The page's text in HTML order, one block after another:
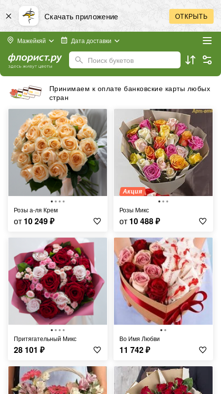
Скачать приложение ОТКРЫТЬ
Мажейкяй Дата доставки
Поиск букетов
Принимаем к оплате банковские карты любых
стран
Розы а-ля Крем
от 10 249₽
Акция
Розы Микс
от 10 488₽
Притягательный Микс
28 101 ₽
Во Имя Любви
11 742₽